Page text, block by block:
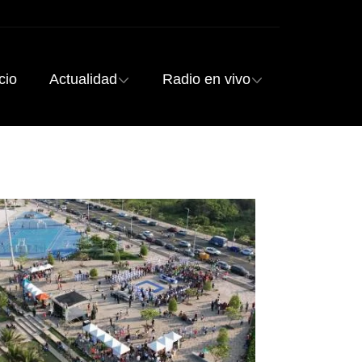
Actualidad Radio en vivo